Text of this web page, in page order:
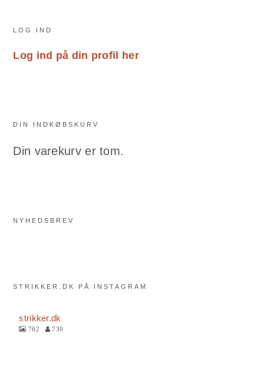
Primary
Sidebar
LOG IND
Log ind på din profil her
DIN INDKØBSKURV
Din varekurv er tom.
NYHEDSBREV
STRIKKER.DK PÅ INSTAGRAM
strikker.dk
762 730